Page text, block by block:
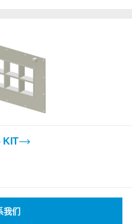
KIT
我们